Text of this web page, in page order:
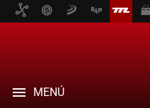
MENÚ